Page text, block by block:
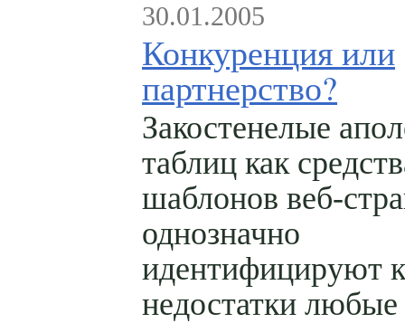
30.01.2005
Конкуренция или
партнерство?
Закостенелые
таблиц как
шаблонов веб-
однозначно
идентифицируют
недостатки любые